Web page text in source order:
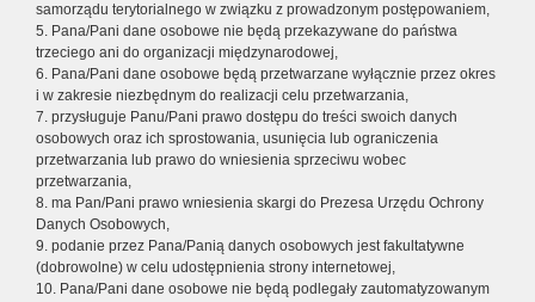
samorządu terytorialnego w związku z prowadzonym postępowaniem,
5. Pana/Pani dane osobowe nie będą przekazywane do państwa
trzeciego ani do organizacji międzynarodowej,
6. Pana/Pani dane osobowe będą przetwarzane wyłącznie przez okres
i w zakresie niezbędnym do realizacji celu przetwarzania,
7. przysługuje Panu/Pani prawo dostępu do treści swoich danych
osobowych oraz ich sprostowania, usunięcia lub ograniczenia
przetwarzania lub prawo do wniesienia sprzeciwu wobec
przetwarzania,
8. ma Pan/Pani prawo wniesienia skargi do Prezesa Urzędu Ochrony
Danych Osobowych,
9. podanie przez Pana/Panią danych osobowych jest fakultatywne
(dobrowolne) w celu udostępnienia strony internetowej,
10. Pana/Pani dane osobowe nie będą podlegały zautomatyzowanym